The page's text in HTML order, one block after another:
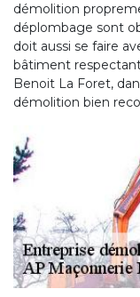
démolition
déplombage sont
doit aussi se faire
bâtiment
Benoit La Foret,
démolition bien